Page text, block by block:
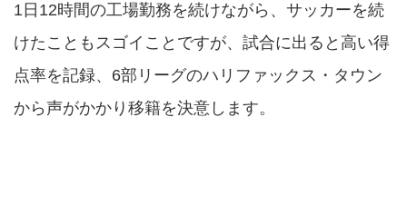
1日12時間の工場勤務を続けながら、サッカーを続
けたこともスゴイことですが、試合に出ると高い得
点率を記録、6部リーグのハリファックス・タウン
から声がかかり移籍を決意します。